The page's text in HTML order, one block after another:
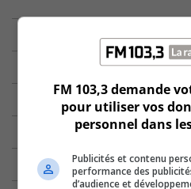
FM 103,3 demande
pour utiliser vos
personnel dans
Publicités et contenu
performance des
d’audience et